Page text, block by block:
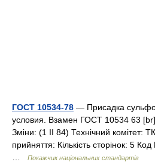
ГОСТ 10534-78 — Присадка
условия. Взамен ГОСТ 10534 63
Зміни: (1 II 84) Технічний комітет:
прийняття: Кількість сторінок: 5
Покажчик національних стандартів